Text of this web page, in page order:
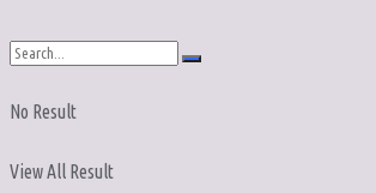
No Result
View All Result